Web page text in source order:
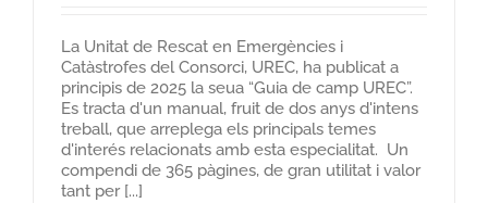
La Unitat de Rescat en Emergències i
Catàstrofes del Consorci, UREC, ha publicat a
principis de 2025 la seua “Guia de camp UREC”.
Es tracta d'un manual, fruit de dos anys d'intens
treball, que arreplega els principals temes
d'interés relacionats amb esta especialitat. Un
compendi de 365 pàgines, de gran utilitat i valor
tant per [...]